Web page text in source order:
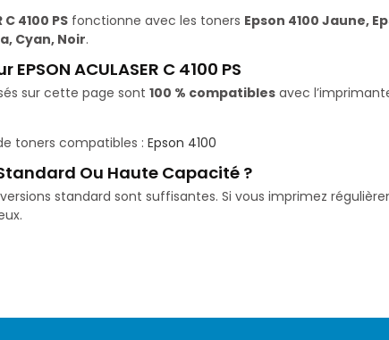
C 4100 PS fonctionne avec les toners Epson 4100 Jaune,
Cyan, Noir.
ACULASER C 4100 PS
sur cette page sont 100 % compatibles avec
toners compatibles : Epson 4100
Ou Haute Capacité ?
standard sont suffisantes. Si vous imprimez